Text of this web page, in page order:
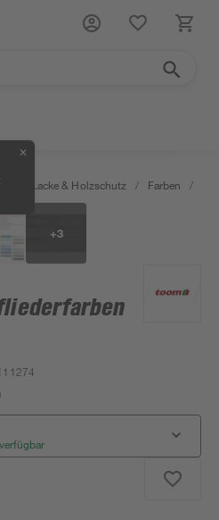
✕
Lacke & Holzschutz / Farben /
+3